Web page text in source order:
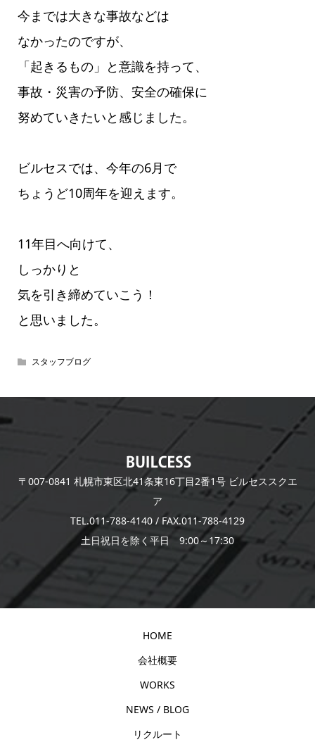
今までは大きな事故などは
なかったのですが、
「起きるもの」と意識を持って、
事故・災害の予防、安全の確保に
努めていきたいと感じました。
ビルセスでは、今年の6月で
ちょうど10周年を迎えます。
11年目へ向けて、
しっかりと
気を引き締めていこう！
と思いました。
スタッフブログ
〒007-0841 札幌市東区北41条東16丁目2番1号 ビルセススクエ
ア
TEL.011-788-4140 / FAX.011-788-4129
土日祝日を除く平日 9:00～17:30
HOME
会社概要
WORKS
NEWS / BLOG
リクルート